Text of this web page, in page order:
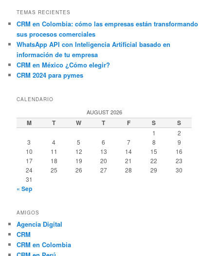
TEMAS RECIENTES
CRM en Colombia: cómo las empresas están transformando
sus procesos comerciales
WhatsApp API con Inteligencia Artificial basado en
información de tu empresa
CRM en México ¿Cómo elegir?
CRM 2024 para pymes
CALENDARIO
AUGUST 2026
M T W T F S S
1
2
3
4 5 6 7 8
9
10
11 12 13 14 15
16
17
18 19 20 21 22
23
24
25 26 27 28 29
30
31
« Sep
AMIGOS
Agencia Digital
CRM
CRM en Colombia